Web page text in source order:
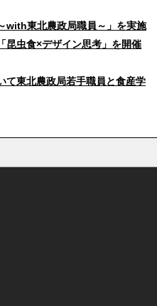
with東北農政局職員～」を実施
昆虫食×デザイン思考」を開催
て東北農政局若手職員と食産学